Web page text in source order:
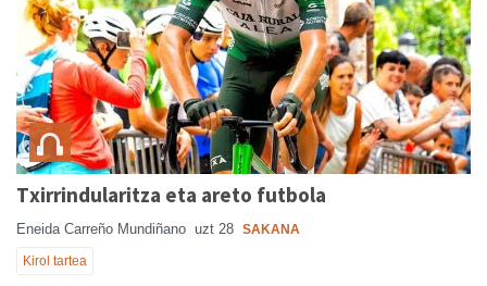
Txirrindularitza eta areto futbola
Eneida Carreño Mundiñano uzt 28 SAKANA
Kirol tartea